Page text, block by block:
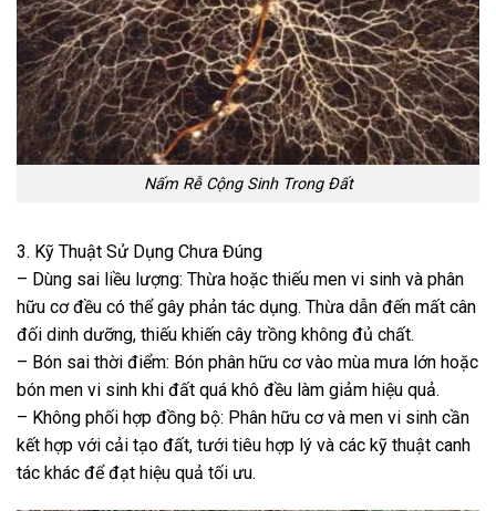
Nấm Rễ Cộng Sinh Trong Đất
3. Kỹ Thuật Sử Dụng Chưa Đúng
– Dùng sai liều lượng: Thừa hoặc thiếu men vi sinh và phân
hữu cơ đều có thể gây phản tác dụng. Thừa dẫn đến mất cân
đối dinh dưỡng, thiếu khiến cây trồng không đủ chất.
– Bón sai thời điểm: Bón phân hữu cơ vào mùa mưa lớn hoặc
bón men vi sinh khi đất quá khô đều làm giảm hiệu quả.
– Không phối hợp đồng bộ: Phân hữu cơ và men vi sinh cần
kết hợp với cải tạo đất, tưới tiêu hợp lý và các kỹ thuật canh
tác khác để đạt hiệu quả tối ưu.